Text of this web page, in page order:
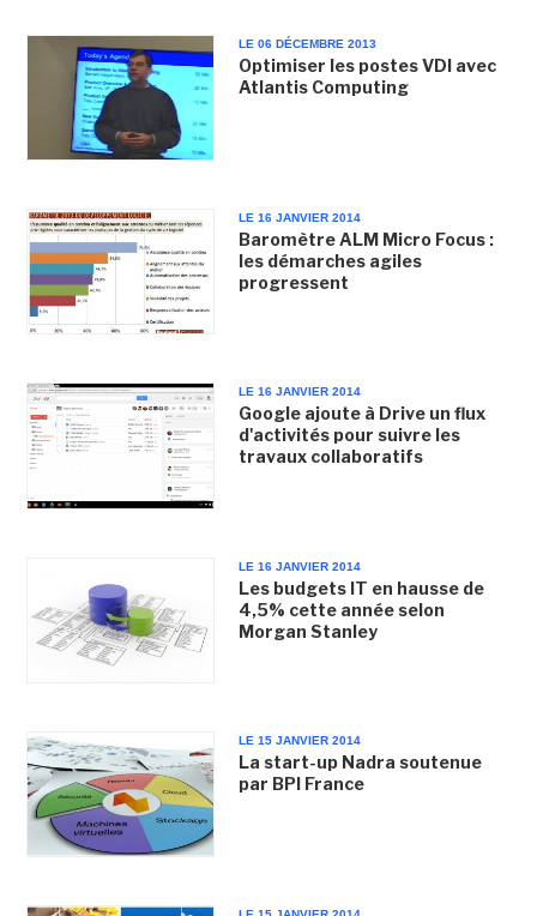
LE 06 DÉCEMBRE 2013
Optimiser les postes VDI avec
Atlantis Computing
LE 16 JANVIER 2014
Baromètre ALM Micro Focus :
les démarches agiles
progressent
LE 16 JANVIER 2014
Google ajoute à Drive un flux
d'activités pour suivre les
travaux collaboratifs
LE 16 JANVIER 2014
Les budgets IT en hausse de
4,5% cette année selon
Morgan Stanley
LE 15 JANVIER 2014
La start-up Nadra soutenue
par BPI France